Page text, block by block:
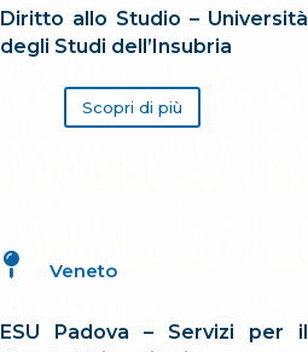
Diritto allo Studio – Università
degli Studi dell’Insubria
Scopri di più
Veneto

ESU Padova – Servizi per il